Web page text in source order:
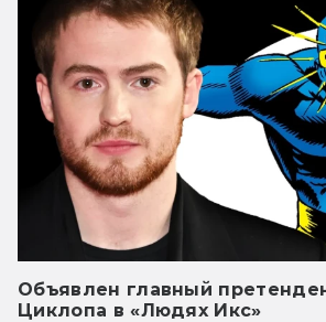
Объявлен главный
Циклопа в «Людях Икс»